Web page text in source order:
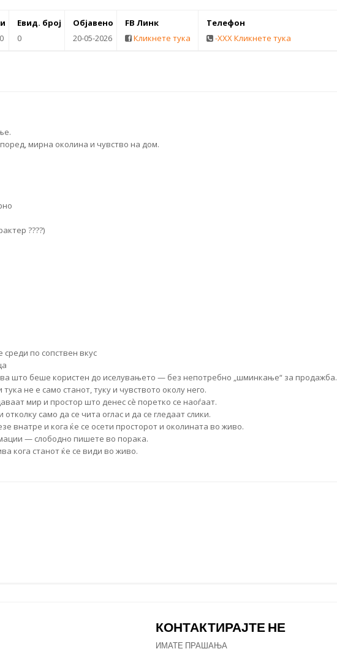
0
Евид. број
0
Објавено
20-05-2026
FB Линк
Кликнете тука
Телефон
-XXX Кликнете тука
мирна околина и чувство на дом.
????)
по сопствен вкус
што беше користен до иселувањето — без непотребно „шминкање“ за продажба.
не е само станот, туку и чувството околу него.
мир и простор што денес сè поретко се наоѓаат.
само да се чита оглас и да се гледаат слики.
внатре и кога ќе се осети просторот и околината во живо.
— слободно пишете во порака.
кога станот ќе се види во живо.
КОНТАКТИРАЈТЕ НЕ
ИМАТЕ ПРАШАЊА